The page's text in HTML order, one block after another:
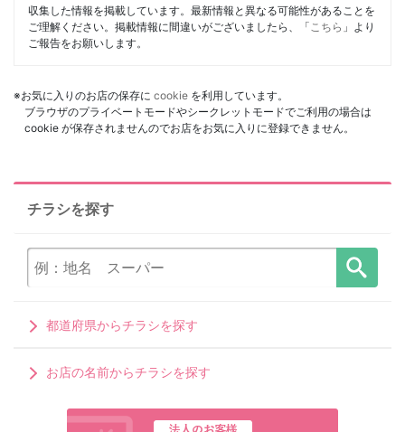
収集した情報を掲載しています。最新情報と異なる可能性があることを
ご理解ください。掲載情報に間違いがございましたら、「 こちら 」より
ご報告をお願いします。
※お気に入りのお店の保存に cookie を利用しています。
ブラウザのプライベートモードやシークレットモードでご利用の場合は
cookie が保存されませんのでお店をお気に入りに登録できません。
チラシを探す
都道府県からチラシを探す
お店の名前からチラシを探す